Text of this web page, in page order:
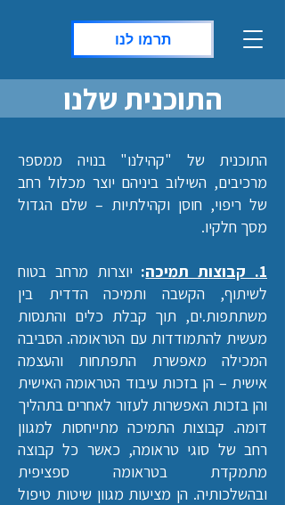
תרמו לנו
התוכנית שלנו
התוכנית של "קהילנו" בנויה ממספר
מרכיבים, השילוב ביניהם יוצר מכלול רחב
של ריפוי, חוסן וקהילתיות – שלם הגדול
מסך חלקיו.
1. קבוצות תמיכה : יוצרות מרחב בטוח
לשיתוף, הקשבה ותמיכה הדדית בין
משתתפות.ים, תוך קבלת כלים והתנסות
מעשית להתמודדות עם הטראומה. הסביבה
המכילה מאפשרת התפתחות והעצמה
אישית – הן בזכות עיבוד הטראומה האישית
והן בזכות האפשרות לעזור לאחרים בתהליך
דומה. קבוצות התמיכה מתייחסות למגוון
רחב של סוגי טראומה, כאשר כל קבוצה
מתמקדת בטראומה ספציפית
ובהשלכותיה. הן מציעות מגוון שיטות טיפול